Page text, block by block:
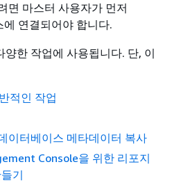
면 마스터 사용자가 먼저
연결되어야 합니다.
한 작업에 사용됩니다. 단, 이
적인 작업
이터베이스 메타데이터 복사
Console을 위한 리포지
기